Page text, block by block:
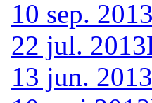
10 sep. 2013
22 jul. 2013
13 jun. 2013